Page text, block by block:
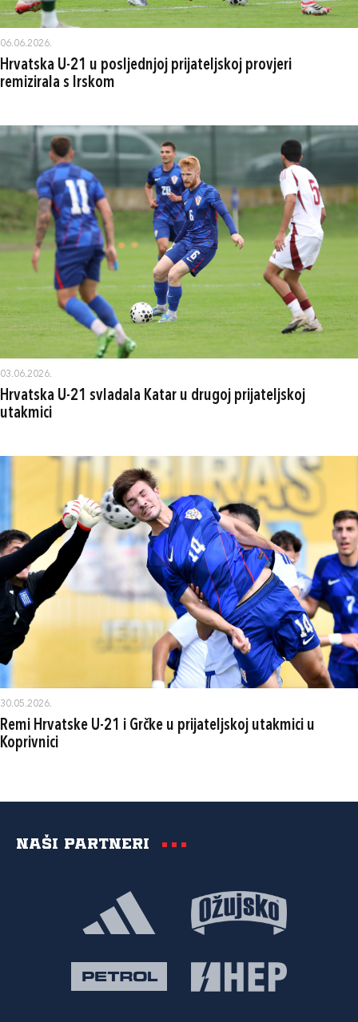
06.06.2026.
Hrvatska U-21 u posljednjoj prijateljskoj provjeri
remizirala s Irskom
03.06.2026.
Hrvatska U-21 svladala Katar u drugoj prijateljskoj
utakmici
30.05.2026.
Remi Hrvatske U-21 i Grčke u prijateljskoj utakmici u
Koprivnici
Naši partneri